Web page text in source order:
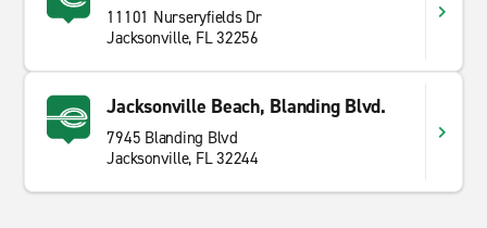
11101 Nurseryfields Dr
Jacksonville, FL 32256
Jacksonville Beach, Blanding Blvd.
7945 Blanding Blvd
Jacksonville, FL 32244